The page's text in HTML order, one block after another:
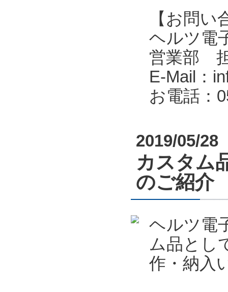
【お問い
ヘルツ電
営業部
E-Mail：
お電話：
2019/05/28
カスタム
のご紹介
ヘルツ電
ム品とし
作・納入